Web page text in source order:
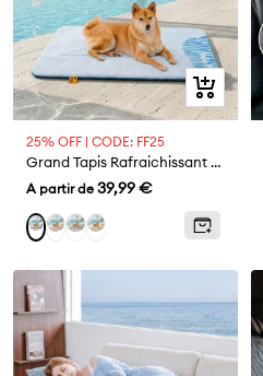
Aperçu
rapide
25% OFF | CODE: FF25
Grand Tapis Rafraichissant Chien Lavable Antidérapant pour Chiens d'Extérieur - Sieste Refroidissante
Prix
de
vente
A partir de 39,99 €
Bleu
Mat
Rose
Mat
Gris
Mat
Jaune
Tapis